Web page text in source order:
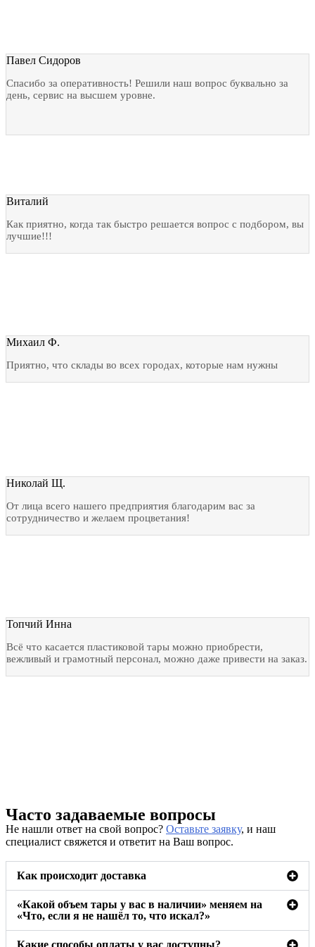
Павел Сидоров
Спасибо за оперативность! Решили наш вопрос буквально за
день, сервис на высшем уровне.
Виталий
Как приятно, когда так быстро решается вопрос с подбором, вы
лучшие!!!
Михаил Ф.
Приятно, что склады во всех городах, которые нам нужны
Николай Щ.
От лица всего нашего предприятия благодарим вас за
сотрудничество и желаем процветания!
Топчий Инна
Всё что касается пластиковой тары можно приобрести,
вежливый и грамотный персонал, можно даже привести на заказ.
Часто задаваемые вопросы
Не нашли ответ на свой вопрос? Оставьте заявку, и наш
специалист свяжется и ответит на Ваш вопрос.
Как происходит доставка
«Какой объем тары у вас в наличии» меняем на
«Что, если я не нашёл то, что искал?»
Какие способы оплаты у вас доступны?